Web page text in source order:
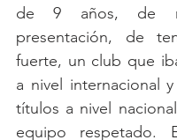
de 9 años, de
presentación, de
fuerte, un club que
a nivel internacional
títulos a nivel
equipo respetado.